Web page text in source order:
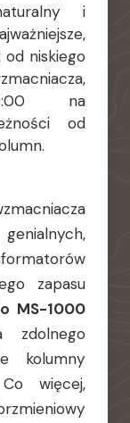
i
od niskiego
na
od
zapasu
MS-1000
zdolnego
kolumny
więcej,